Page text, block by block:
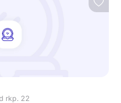
rkp. 22